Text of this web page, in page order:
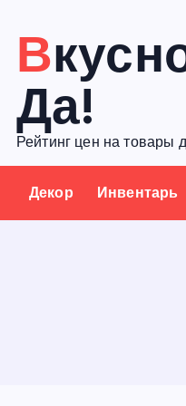
с
Вкусное
Да!
Рейтинг цен на товары
Декор Инвентарь